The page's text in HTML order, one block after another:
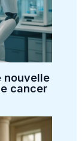
nouvelle
cancer